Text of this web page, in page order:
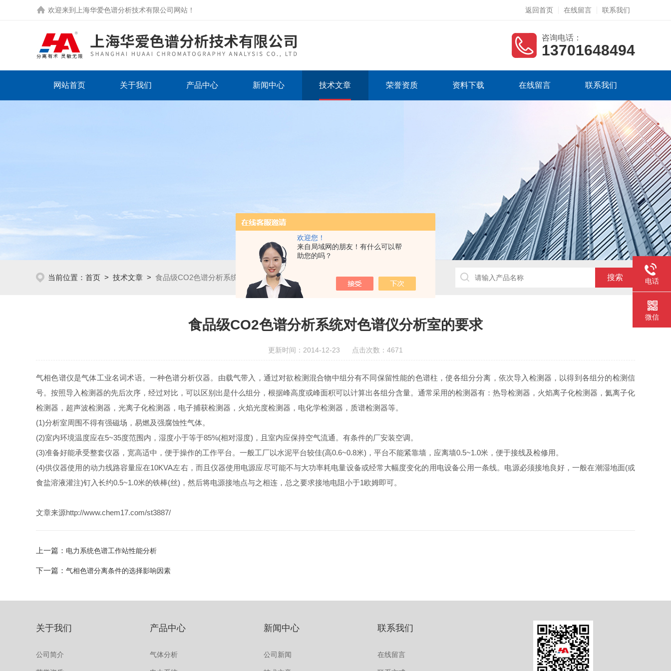
欢迎您！
来自局域网的朋友！有什么可以帮
助您的吗？
欢迎来到 上海华爱色谱分析技术有限公司网站 ！ 返回首页 在线留言 联系我们
咨询电话：
13701648494
网站首页 关于我们 产品中心 新闻中心 技术文章 荣誉资质 资料下载 在线留言 联系我们
当前位置： 首页 > 技术文章 > 食品级CO2色谱分析系统对色谱仪分析室的要求
食品级CO2色谱分析系统对色谱仪分析室的要求
更新时间：2014-12-23 点击次数：4671
气相色谱仪是气体工业名词术语。一种色谱分析仪器。由载气带入，通过对欲检测混合物中组分有不同保留性能的色谱柱，使各组分分离，依次导入检测器，以得到各组分的检测信
号。按照导入检测器的先后次序，经过对比，可以区别出是什么组分，根据峰高度或峰面积可以计算出各组分含量。通常采用的检测器有：热导检测器，火焰离子化检测器，氦离子化
检测器，超声波检测器，光离子化检测器，电子捕获检测器，火焰光度检测器，电化学检测器，质谱检测器等。
(1)分析室周围不得有强磁场，易燃及强腐蚀性气体。
(2)室内环境温度应在5~35度范围内，湿度小于等于85%(相对湿度)，且室内应保持空气流通。有条件的厂安装空调。
(3)准备好能承受整套仪器，宽高适中，便于操作的工作平台。一般工厂以水泥平台较佳(高0.6~0.8米)，平台不能紧靠墙，应离墙0.5~1.0米，便于接线及检修用。
(4)供仪器使用的动力线路容量应在10KVA左右，而且仪器使用电源应尽可能不与大功率耗电量设备或经常大幅度变化的用电设备公用一条线。电源必须接地良好，一般在潮湿地面(或
食盐溶液灌注)钉入长约0.5~1.0米的铁棒(丝)，然后将电源接地点与之相连，总之要求接地电阻小于1欧姆即可。
文章来源http://www.chem17.com/st3887/
上一篇： 电力系统色谱工作站性能分析
下一篇： 气相色谱分离条件的选择影响因素
关于我们
公司简介
产品中心
气体分析
新闻中心
公司新闻
联系我们
在线留言
电话
微信